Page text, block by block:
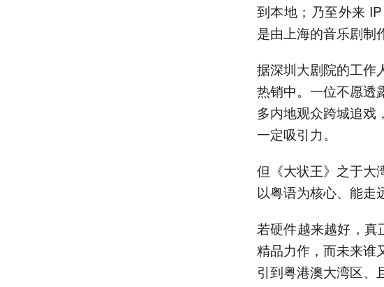
到本地；乃至外来
是由上海的音乐剧制
据深圳大剧院的工作
热销中。一位不愿透
多内地观众跨城追戏
一定吸引力。
但《大状王》之于大
以粤语为核心、能走
若硬件越来越好，真
精品力作，而未来谁
引到粤港澳大湾区、